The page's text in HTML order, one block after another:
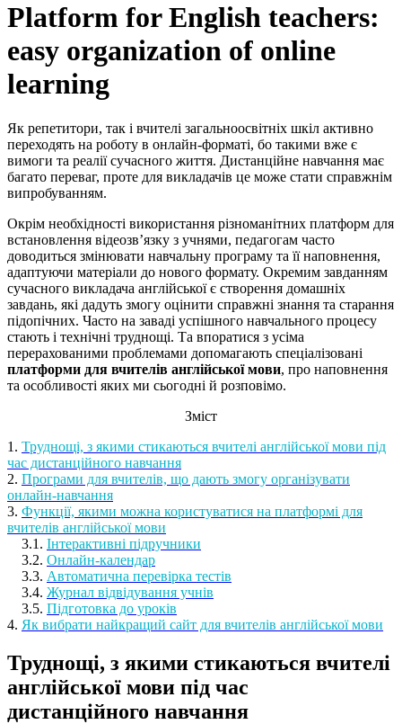
Platform for English teachers:
easy organization of online
learning
Як репетитори, так і вчителі загальноосвітніх шкіл активно
переходять на роботу в онлайн-форматі, бо такими вже є
вимоги та реалії сучасного життя. Дистанційне навчання має
багато переваг, проте для викладачів це може стати справжнім
випробуванням.
Окрім необхідності використання різноманітних платформ для
встановлення відеозв’язку з учнями, педагогам часто
доводиться змінювати навчальну програму та її наповнення,
адаптуючи матеріали до нового формату. Окремим завданням
сучасного викладача англійської є створення домашніх
завдань, які дадуть змогу оцінити справжні знання та старання
підопічних. Часто на заваді успішного навчального процесу
стають і технічні труднощі. Та впоратися з усіма
перерахованими проблемами допомагають спеціалізовані
платформи для вчителів англійської мови, про наповнення
та особливості яких ми сьогодні й розповімо.
Зміст
1. Труднощі, з якими стикаються вчителі англійської мови під
час дистанційного навчання
2. Програми для вчителів, що дають змогу організувати
онлайн-навчання
3. Функції, якими можна користуватися на платформі для
вчителів англійської мови
3.1. Інтерактивні підручники
3.2. Онлайн-календар
3.3. Автоматична перевірка тестів
3.4. Журнал відвідування учнів
3.5. Підготовка до уроків
4. Як вибрати найкращий сайт для вчителів англійської мови
Труднощі, з якими стикаються вчителі
англійської мови під час
дистанційного навчання